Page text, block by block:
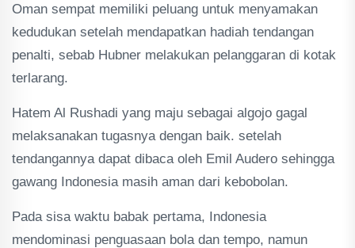
Oman sempat memiliki peluang untuk menyamakan
kedudukan setelah mendapatkan hadiah tendangan
penalti, sebab Hubner melakukan pelanggaran di kotak
terlarang.
Hatem Al Rushadi yang maju sebagai algojo gagal
melaksanakan tugasnya dengan baik. setelah
tendangannya dapat dibaca oleh Emil Audero sehingga
gawang Indonesia masih aman dari kebobolan.
Pada sisa waktu babak pertama, Indonesia
mendominasi penguasaan bola dan tempo, namun